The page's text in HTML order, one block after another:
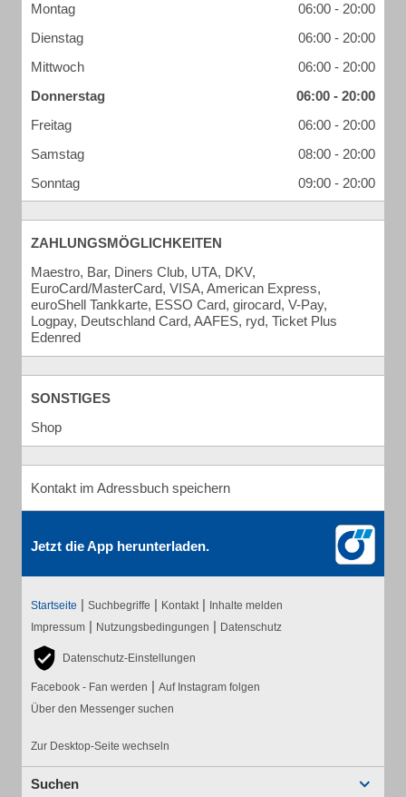
Montag
06:00 - 20:00
Dienstag
06:00 - 20:00
Mittwoch
06:00 - 20:00
Donnerstag
06:00 - 20:00
Freitag
06:00 - 20:00
Samstag
08:00 - 20:00
Sonntag
09:00 - 20:00
ZAHLUNGSMÖGLICHKEITEN
Maestro, Bar, Diners Club, UTA, DKV,
EuroCard/MasterCard, VISA, American Express,
euroShell Tankkarte, ESSO Card, girocard, V-Pay,
Logpay, Deutschland Card, AAFES, ryd, Ticket Plus
Edenred
SONSTIGES
Shop
Kontakt im Adressbuch speichern
Jetzt die App herunterladen.
Startseite | Suchbegriffe | Kontakt | Inhalte melden
Impressum | Nutzungsbedingungen | Datenschutz
Datenschutz-Einstellungen
Facebook - Fan werden | Auf Instagram folgen
Über den Messenger suchen
Zur Desktop-Seite wechseln
Suchen